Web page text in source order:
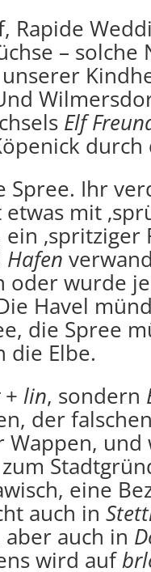
Rapide
– solche
Elf
Spree. Ihr
etwas mit
‚spritziger
Hafen
oder wurde
Havel
die Spree
die Elbe.
+ lin, sondern
der
Wappen,
eine
auch in
aber auch in
wird auf